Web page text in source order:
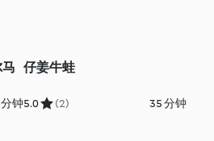
钟
仔姜牛蛙
5.0 (2) 35 分钟